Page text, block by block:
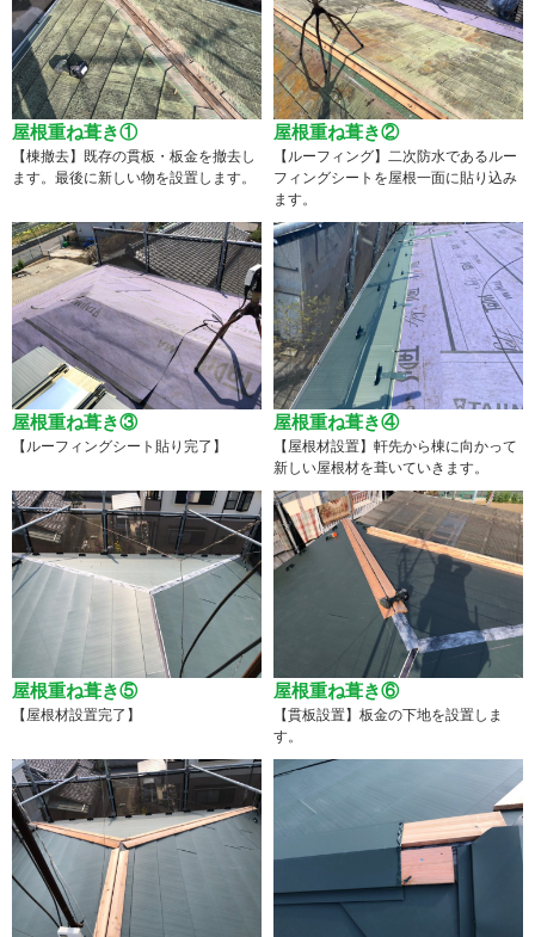
屋根重ね葺き①
【棟撤去】既存の貫板・板金を撤去し
ます。最後に新しい物を設置します。
屋根重ね葺き②
【ルーフィング】二次防水であるルー
フィングシートを屋根一面に貼り込み
ます。
屋根重ね葺き③
【ルーフィングシート貼り完了】
屋根重ね葺き④
【屋根材設置】軒先から棟に向かって
新しい屋根材を葺いていきます。
屋根重ね葺き⑤
【屋根材設置完了】
屋根重ね葺き⑥
【貫板設置】板金の下地を設置しま
す。